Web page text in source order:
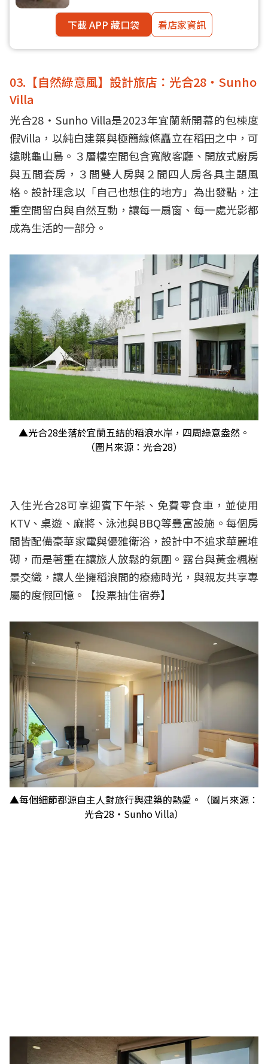
下載 APP 藏口袋
看店家資訊
03.【自然綠意風】設計旅店：光合28・Sunho
Villa
光合28・Sunho Villa是2023年宜蘭新開幕的包棟度
假Villa，以純白建築與極簡線條矗立在稻田之中，可
遠眺龜山島。３層樓空間包含寬敞客廳、開放式廚房
與五間套房，３間雙人房與２間四人房各具主題風
格。設計理念以「自己也想住的地方」為出發點，注
重空間留白與自然互動，讓每一扇窗、每一處光影都
成為生活的一部分。
▲光合28坐落於宜蘭五結的稻浪水岸，四周綠意盎然。
（圖片來源：光合28）
入住光合28可享迎賓下午茶、免費零食車，並使用
KTV、桌遊、麻將、泳池與BBQ等豐富設施。每個房
間皆配備豪華家電與優雅衛浴，設計中不追求華麗堆
砌，而是著重在讓旅人放鬆的氛圍。露台與黃金楓樹
景交織，讓人坐擁稻浪間的療癒時光，與親友共享專
屬的度假回憶。【投票抽住宿券】
▲每個細節都源自主人對旅行與建築的熱愛。（圖片來源：
光合28・Sunho Villa）